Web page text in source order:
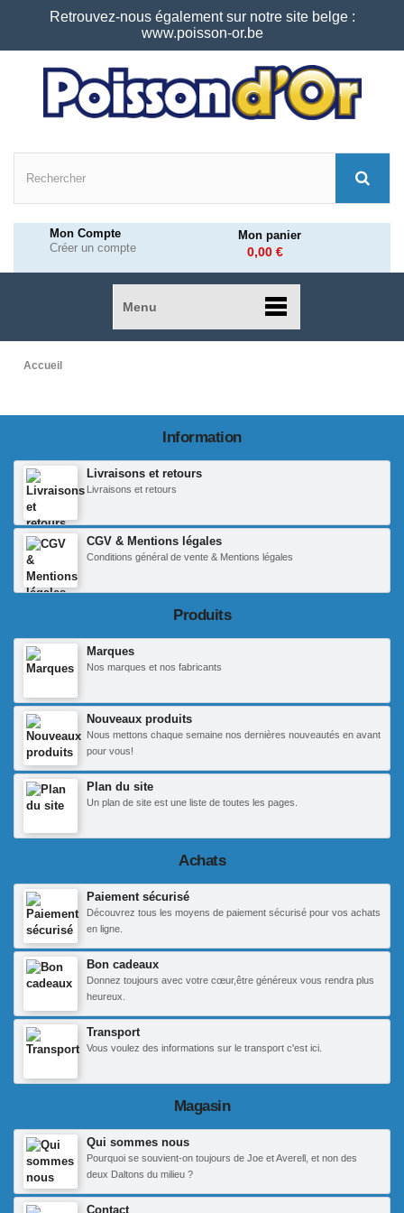
Retrouvez-nous également sur notre site belge :
www.poisson-or.be
Mon Compte
Créer un compte
Mon panier
0,00 €
Menu
Accueil
Information
Livraisons et retours
Livraisons et retours
CGV & Mentions légales
Conditions général de vente & Mentions légales
Produits
Marques
Nos marques et nos fabricants
Nouveaux produits
Nous mettons chaque semaine nos dernières nouveautés en avant
pour vous!
Plan du site
Un plan de site est une liste de toutes les pages.
Achats
Paiement sécurisé
Découvrez tous les moyens de paiement sécurisé pour vos achats
en ligne.
Bon cadeaux
Donnez toujours avec votre cœur,être généreux vous rendra plus
heureux.
Transport
Vous voulez des informations sur le transport c'est ici.
Magasin
Qui sommes nous
Pourquoi se souvient-on toujours de Joe et Averell, et non des
deux Daltons du milieu ?
Contact